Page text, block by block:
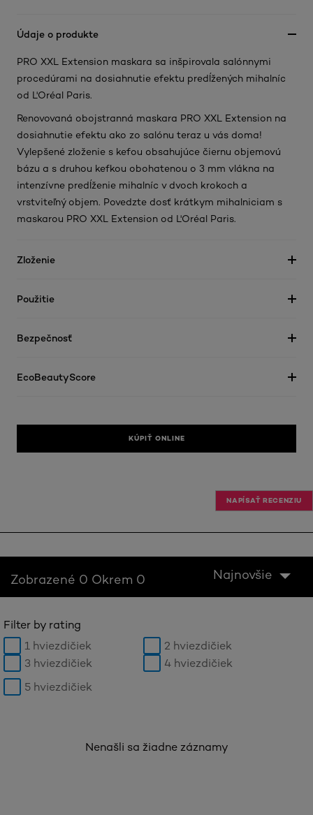
Údaje o produkte
PRO XXL Extension maskara sa inšpirovala salónnymi
procedúrami na dosiahnutie efektu predĺžených mihalníc
od L'Oréal Paris.
Renovovaná obojstranná maskara PRO XXL Extension na
dosiahnutie efektu ako zo salónu teraz u vás doma!
Vylepšené zloženie s kefou obsahujúce čiernu objemovú
bázu a s druhou kefkou obohatenou o 3 mm vlákna na
intenzívne predĺženie mihalníc v dvoch krokoch a
vrstviteľný objem. Povedzte dosť krátkym mihalniciam s
maskarou PRO XXL Extension od L'Oréal Paris.
Zloženie
Použitie
Bezpečnosť
EcoBeautyScore
KÚPIŤ ONLINE
NAPÍSAŤ RECENZIU
Zobrazené 0 Okrem 0 Najnovšie
Filter by rating
1 hviezdičiek
2 hviezdičiek
3 hviezdičiek
4 hviezdičiek
5 hviezdičiek
Nenašli sa žiadne záznamy